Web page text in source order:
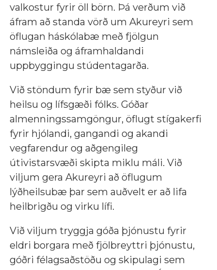
valkostur fyrir öll börn. Þá verðum við
áfram að standa vörð um Akureyri sem
öflugan háskólabæ með fjölgun
námsleiða og áframhaldandi
uppbyggingu stúdentagarða.
Við stöndum fyrir bæ sem styður við
heilsu og lífsgæði fólks. Góðar
almenningssamgöngur, öflugt stígakerfi
fyrir hjólandi, gangandi og akandi
vegfarendur og aðgengileg
útivistarsvæði skipta miklu máli. Við
viljum gera Akureyri að öflugum
lýðheilsubæ þar sem auðvelt er að lifa
heilbrigðu og virku lífi.
Við viljum tryggja góða þjónustu fyrir
eldri borgara með fjölbreyttri þjónustu,
góðri félagsaðstöðu og skipulagi sem